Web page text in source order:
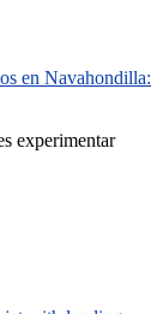
en Navahondilla:
experimentar